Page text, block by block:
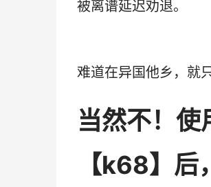
被离谱延迟劝退。
难道在异国他乡，就
当然不！
【k68】